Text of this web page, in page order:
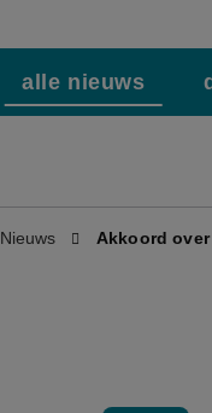
alle nieuws
Nieuws Akkoord